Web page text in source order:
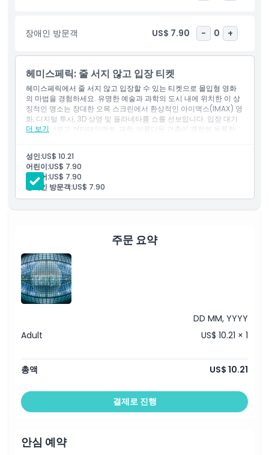
위치
취소 정책
장애인 방문객 US$ 7.90 - 0 +
헤미스페릭: 줄 서지 않고 입장 티켓
헤미스페릭에서 줄 서지 않고 입장할 수 있는 티켓으로 몰입형 영화
의 마법을 경험하세요. 유명한 예술과 과학의 도시 내에 위치한 이 상
징적인 명소는 장대한 오목 스크린에서 환상적인 아이맥스(IMAX) 영
화, 디지털 투사, 3D 상영 및 플라네타륨 쇼를 선보입니다. 입장 대기
열을 건너뛰고 엔터테인먼트, 과학, 아름다운 건축이 결합된 독특한
더 보기
포함 사항
헤미스페릭 입장 (세션 1회 한정)
성인:US$ 10.21
어린이:US$ 7.90
시니어:US$ 7.90
장애인 방문객:US$ 7.90
주문 요약
DD MM, YYYY
Adult
US$ 10.21 × 1
총액 US$ 10.21
결제로 진행
안심 예약